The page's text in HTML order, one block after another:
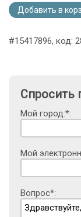
Добавить в
#15417896, код:
Спросить
Мой город:*:
Мой
Вопрос*: